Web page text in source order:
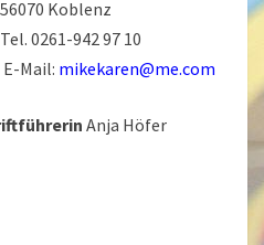
56070 Koblenz
Tel. 0261-942 97 10
E-Mail: mikekaren@me.com
Anja Höfer